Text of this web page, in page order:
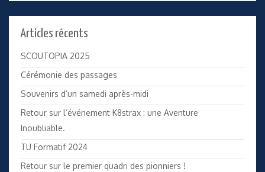
Articles récents
SCOUTOPIA 2025
Cérémonie des passages
Souvenirs d’un samedi après-midi
Retour sur l’événement K8strax : une Aventure
Inoubliable.
TU Formatif 2024
Retour sur le premier quadri des pionniers !